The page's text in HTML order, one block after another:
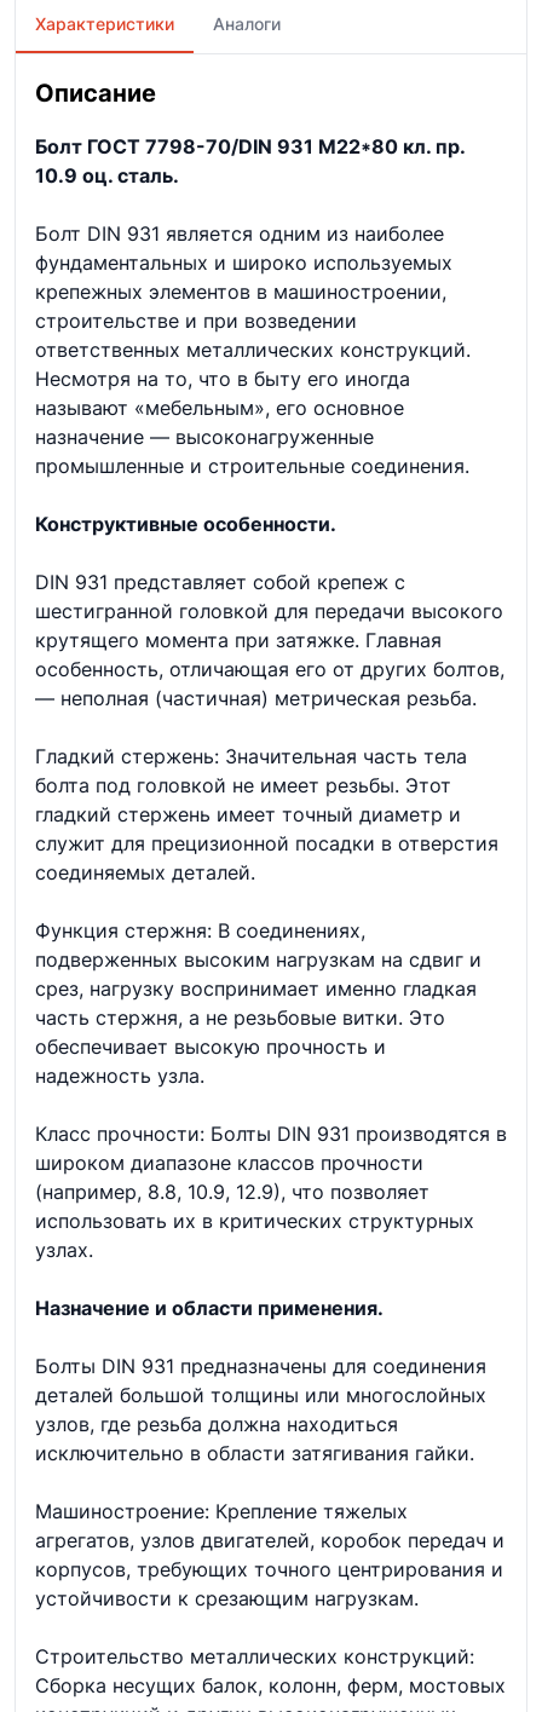
Характеристики Аналоги
Описание
Болт ГОСТ 7798-70/DIN 931 М22*80 кл. пр.
10.9 оц. сталь.
Болт DIN 931 является одним из наиболее
фундаментальных и широко используемых
крепежных элементов в машиностроении,
строительстве и при возведении
ответственных металлических конструкций.
Несмотря на то, что в быту его иногда
называют «мебельным», его основное
назначение — высоконагруженные
промышленные и строительные соединения.
Конструктивные особенности.
DIN 931 представляет собой крепеж с
шестигранной головкой для передачи высокого
крутящего момента при затяжке. Главная
особенность, отличающая его от других болтов,
— неполная (частичная) метрическая резьба.
Гладкий стержень: Значительная часть тела
болта под головкой не имеет резьбы. Этот
гладкий стержень имеет точный диаметр и
служит для прецизионной посадки в отверстия
соединяемых деталей.
Функция стержня: В соединениях,
подверженных высоким нагрузкам на сдвиг и
срез, нагрузку воспринимает именно гладкая
часть стержня, а не резьбовые витки. Это
обеспечивает высокую прочность и
надежность узла.
Класс прочности: Болты DIN 931 производятся в
широком диапазоне классов прочности
(например, 8.8, 10.9, 12.9), что позволяет
использовать их в критических структурных
узлах.
Назначение и области применения.
Болты DIN 931 предназначены для соединения
деталей большой толщины или многослойных
узлов, где резьба должна находиться
исключительно в области затягивания гайки.
Машиностроение: Крепление тяжелых
агрегатов, узлов двигателей, коробок передач и
корпусов, требующих точного центрирования и
устойчивости к срезающим нагрузкам.
Строительство металлических конструкций:
Сборка несущих балок, колонн, ферм, мостовых